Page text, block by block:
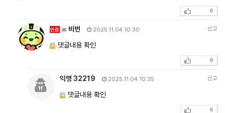
0
인증 비번 2025.11.04 10:30 신고
댓글내용 확인
0
익명 32219 2025.11.04 10:35 신고
댓글내용 확인
0